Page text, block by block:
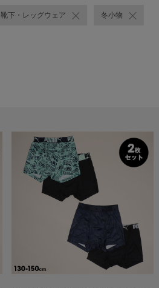
靴下・レッグウェア 冬小物